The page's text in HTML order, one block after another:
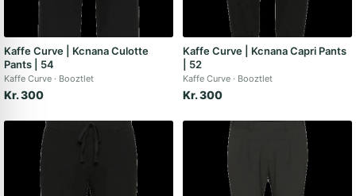
Kaffe Curve | Kcnana Culotte
Pants | 54
Kaffe Curve Booztlet
Kr. 300
Kaffe Curve | Kcnana Capri Pants
| 52
Kaffe Curve Booztlet
Kr. 300